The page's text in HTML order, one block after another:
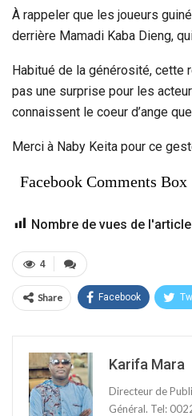
À rappeler que les joueurs
derrière Mamadi Kaba Dieng,
Habitué de la générosité, cette
pas une surprise pour les
connaissent le coeur d’ange
Merci à Naby Keita pour ce
Facebook Comments Box
Nombre de vues de l'article
4
Share Facebook
Karifa Mara
Directeur de
Général. Tel: